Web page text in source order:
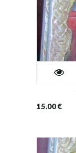
15.00€